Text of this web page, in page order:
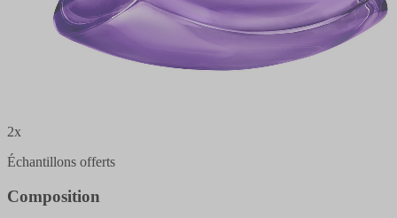
2x
Échantillons offerts
Composition